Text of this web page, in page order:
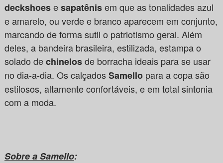
deckshoesesapatênisem que as tonalidades azul
e amarelo, ou verde e branco aparecem em conjunto,
marcando de forma sutil o patriotismo geral. Além
deles, a bandeira brasileira, estilizada, estampa o
solado dechinelosde borracha ideais para se usar
no dia-a-dia. Os calçadosSamellopara a copa são
estilosos, altamente confortáveis, e em total sintonia
com a moda.
Sobre a Samello: